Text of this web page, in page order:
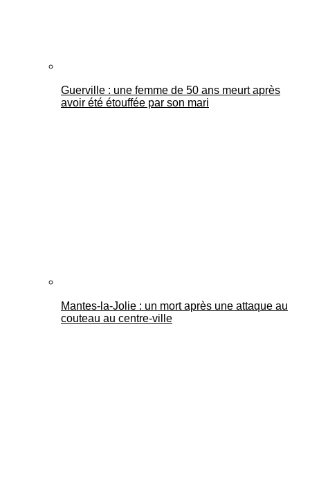
Guerville : une femme de 50 ans meurt après
avoir été étouffée par son mari
Mantes-la-Jolie : un mort après une attaque au
couteau au centre-ville